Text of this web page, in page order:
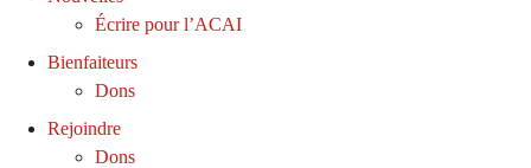
Écrire pour l’ACAI
Bienfaiteurs
Dons
Rejoindre
Dons